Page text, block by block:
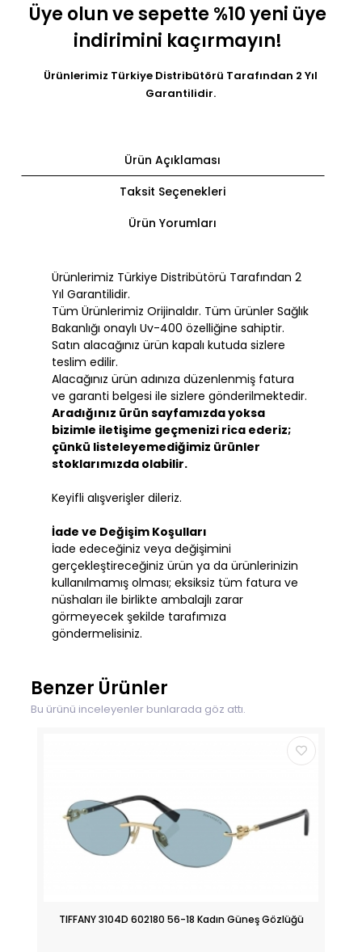
Üye olun ve sepette %10 yeni üye
indirimini kaçırmayın!
Ürünlerimiz Türkiye Distribütörü Tarafından 2 Yıl
Garantilidir.
Ürün Açıklaması
Taksit Seçenekleri
Ürün Yorumları
Ürünlerimiz Türkiye Distribütörü Tarafından 2
Yıl Garantilidir.
Tüm Ürünlerimiz Orijinaldır. Tüm ürünler Sağlık
Bakanlığı onaylı Uv-400 özelliğine sahiptir.
Satın alacağınız ürün kapalı kutuda sizlere
teslim edilir.
Alacağınız ürün adınıza düzenlenmiş fatura
ve garanti belgesi ile sizlere gönderilmektedir.
Aradığınız ürün sayfamızda yoksa
bizimle iletişime geçmenizi rica ederiz;
çünkü listeleyemediğimiz ürünler
stoklarımızda olabilir.
Keyifli alışverişler dileriz.
İade ve Değişim Koşulları
İade edeceğiniz veya değişimini
gerçekleştireceğiniz ürün ya da ürünlerinizin
kullanılmamış olması; eksiksiz tüm fatura ve
nüshaları ile birlikte ambalajlı zarar
görmeyecek şekilde tarafımıza
göndermelisiniz.
Benzer Ürünler
Bu ürünü inceleyenler bunlarada göz attı.
TIFFANY 3104D 602180 56-18 Kadın Güneş Gözlüğü